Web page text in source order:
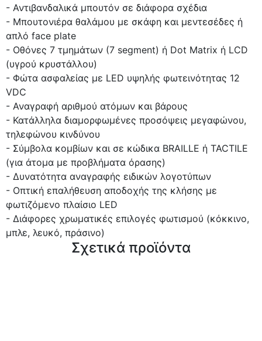
- Αντιβανδαλικά μπουτόν σε διάφορα σχέδια
- Μπουτονιέρα θαλάμου με σκάφη και μεντεσέδες ή
απλό face plate
- Οθόνες 7 τμημάτων (7 segment) ή Dot Matrix ή LCD
(υγρού κρυστάλλου)
- Φώτα ασφαλείας με LED υψηλής φωτεινότητας 12
VDC
- Αναγραφή αριθμού ατόμων και βάρους
- Κατάλληλα διαμορφωμένες προσόψεις μεγαφώνου,
τηλεφώνου κινδύνου
- Σύμβολα κομβίων και σε κώδικα BRAILLE ή TACTILE
(για άτομα με προβλήματα όρασης)
- Δυνατότητα αναγραφής ειδικών λογοτύπων
- Οπτική επαλήθευση αποδοχής της κλήσης με
φωτιζόμενο πλαίσιο LED
- Διάφορες χρωματικές επιλογές φωτισμού (κόκκινο,
μπλε, λευκό, πράσινο)
Σχετικά προϊόντα